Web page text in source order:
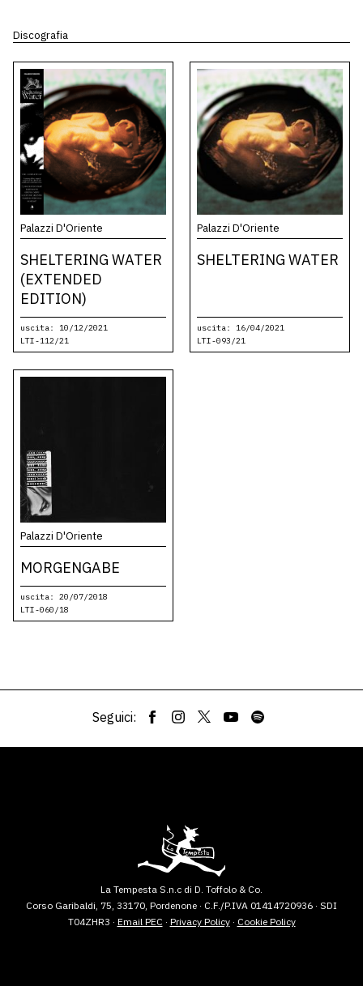
Discografia
Palazzi D'Oriente
SHELTERING WATER
(EXTENDED
EDITION)
uscita: 10/12/2021
LTI-112/21
Palazzi D'Oriente
SHELTERING WATER
uscita: 16/04/2021
LTI-093/21
Palazzi D'Oriente
MORGENGABE
uscita: 20/07/2018
LTI-060/18
Seguici:
La Tempesta S.n.c di D. Toffolo & Co.
Corso Garibaldi, 75, 33170, Pordenone · C.F./P.IVA 01414720936 · SDI
T04ZHR3 · Email PEC · Privacy Policy· Cookie Policy